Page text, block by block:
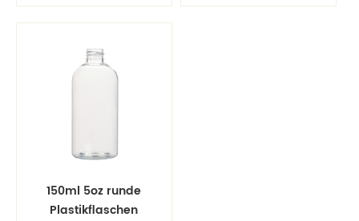
150ml 5oz runde
Plastikflaschen